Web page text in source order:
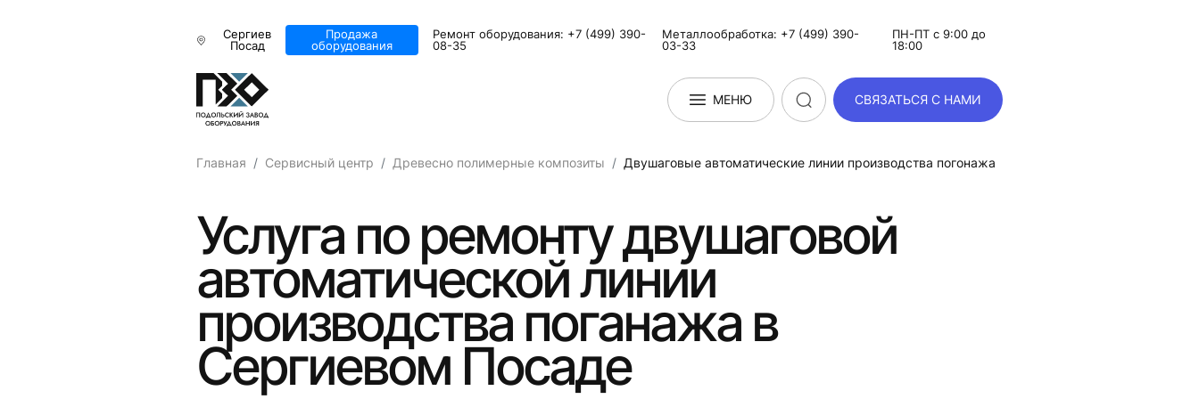
Сергиев
Посад
Продажа
оборудования
Ремонт оборудования: +7 (499) 390-
08-35
Металлообработка: +7 (499) 390-
03-33
ПН-ПТ с 9:00 до
18:00
МЕНЮ СВЯЗАТЬСЯ С НАМИ
Главная Сервисный центр Древесно полимерные композиты Двушаговые автоматические линии производства погонажа
Услуга по ремонту двушаговой
автоматической линии
производства поганажа в
Сергиевом Посаде